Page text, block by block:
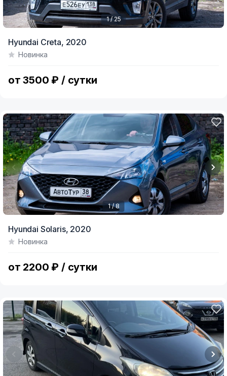
of
1 / 25
Hyundai Creta, 2020
Новинка
от 3500 ₽ / сутки
of
1 / 8
Hyundai Solaris, 2020
Новинка
от 2200 ₽ / сутки